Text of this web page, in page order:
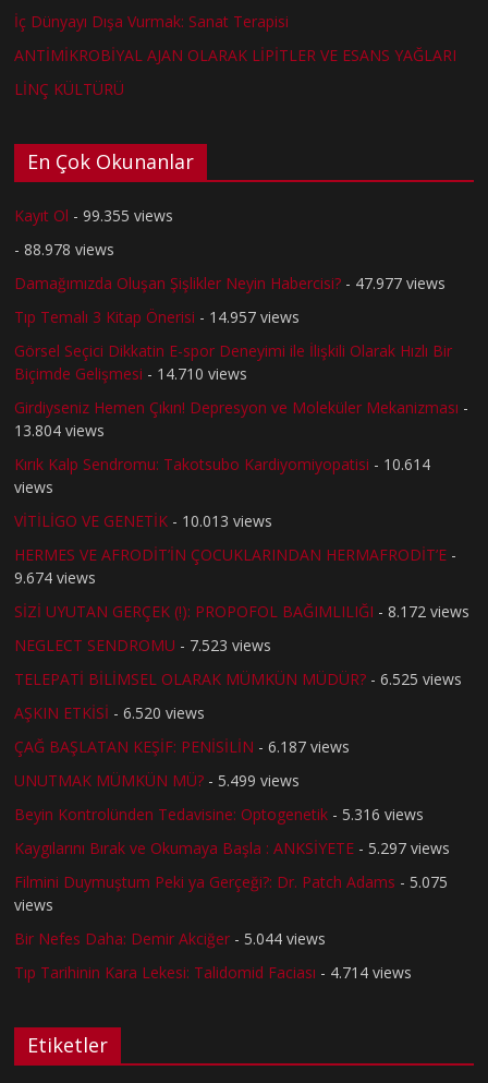
İç Dünyayı Dışa Vurmak: Sanat Terapisi
ANTİMİKROBİYAL AJAN OLARAK LİPİTLER VE ESANS YAĞLARI
LİNÇ KÜLTÜRÜ
En Çok Okunanlar
Kayıt Ol - 99.355 views
- 88.978 views
Damağımızda Oluşan Şişlikler Neyin Habercisi? - 47.977 views
Tıp Temalı 3 Kitap Önerisi - 14.957 views
Görsel Seçici Dikkatin E-spor Deneyimi ile İlişkili Olarak Hızlı Bir
Biçimde Gelişmesi - 14.710 views
Girdiyseniz Hemen Çıkın! Depresyon ve Moleküler Mekanizması -
13.804 views
Kırık Kalp Sendromu: Takotsubo Kardiyomiyopatisi - 10.614
views
VİTİLİGO VE GENETİK - 10.013 views
HERMES VE AFRODİT’İN ÇOCUKLARINDAN HERMAFRODİT’E -
9.674 views
SİZİ UYUTAN GERÇEK (!): PROPOFOL BAĞIMLILIĞI - 8.172 views
NEGLECT SENDROMU - 7.523 views
TELEPATİ BİLİMSEL OLARAK MÜMKÜN MÜDÜR? - 6.525 views
AŞKIN ETKİSİ - 6.520 views
ÇAĞ BAŞLATAN KEŞİF: PENİSİLİN - 6.187 views
UNUTMAK MÜMKÜN MÜ? - 5.499 views
Beyin Kontrolünden Tedavisine: Optogenetik - 5.316 views
Kaygılarını Bırak ve Okumaya Başla : ANKSİYETE - 5.297 views
Filmini Duymuştum Peki ya Gerçeği?: Dr. Patch Adams - 5.075
views
Bir Nefes Daha: Demir Akciğer - 5.044 views
Tıp Tarihinin Kara Lekesi: Talidomid Faciası - 4.714 views
Etiketler